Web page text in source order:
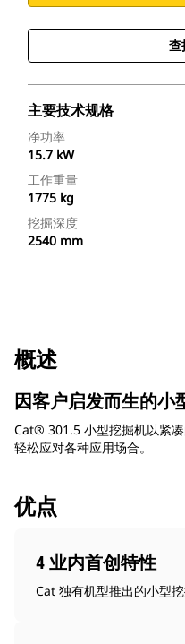
查
主要技术规格
净功率
15.7 kW
工作重量
1775 kg
挖掘深度
2540 mm
概述
因客户启发而生的小
Cat® 301.5 小型挖掘机以紧
轻松应对各种应用场合。
优点
4 业内首创特性
Cat 独有机型推出的小型